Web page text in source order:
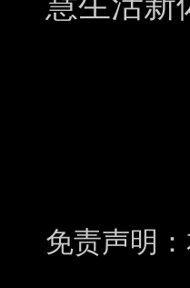
免责声明